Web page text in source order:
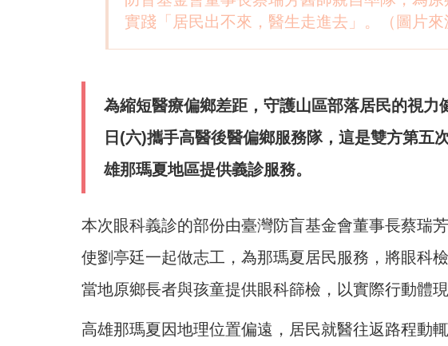
實踐「居民出不來，醫生走進去」。（圖片來
為縮短醫療偏鄉差距，守護山區部落居民的視力
日(六)攜手高醫後醫偏鄉服務隊，這是雙方第五
雄那瑪夏地區提供義診服務。
本次眼科義診的部份由臺灣防盲基金會董事長蔡瑞
使劉亭廷一起做志工，為那瑪夏居民服務，將眼科
當地原鄉長者與孩童提供眼科篩檢，以實際行動體
高雄那瑪夏因地理位置偏遠，居民就醫往返路程動